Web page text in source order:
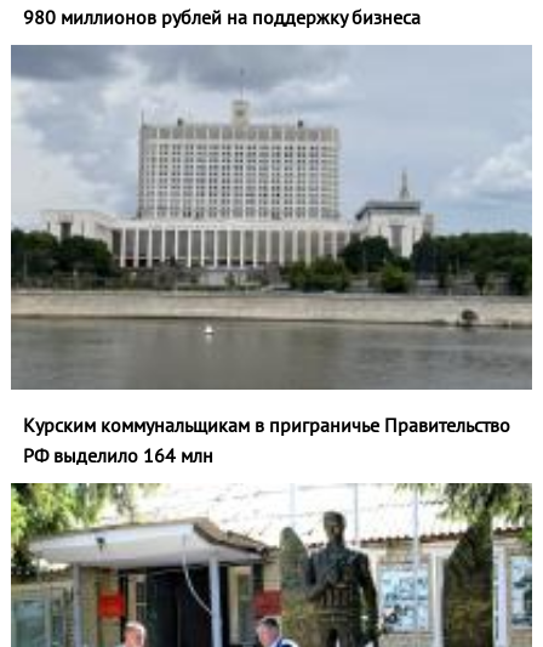
980 миллионов рублей на поддержку бизнеса
Курским коммунальщикам в приграничье Правительство
РФ выделило 164 млн